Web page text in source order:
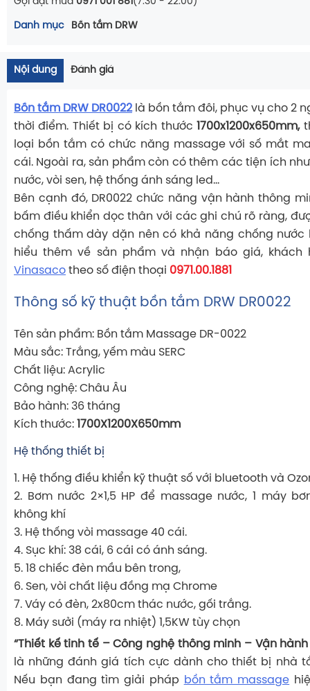
Danh mục Bồn tắm DRW
Nội dung Đánh giá
Bồn tắm DRW DR0022là bồn tắm đôi, phục vụ cho 2
thời điểm. Thiết bị có kích thước1700x1200x650mm,
loại bồn tắm có chức năng massage với số mắt
cái. Ngoài ra, sản phẩm còn có thêm các tiện ích
nước, vòi sen, hệ thống ánh sáng led…
Bên cạnh đó, DR0022 chức năng vận hành thông
bấm điều khiển dọc thân với các ghi chú rõ ràng,
chống thấm dày dặn nên có khả năng chống nước
hiểu thêm về sản phẩm và nhận báo giá, khách
Vinasaco theo số điện thoại 0971.00.1881
Thông số kỹ thuật bồn tắm DRW DR0022
Tên sản phẩm: Bồn tắm Massage DR-0022
Màu sắc: Trắng, yếm màu SERC
Chất liệu: Acrylic
Công nghệ: Châu Âu
Bảo hành: 36 tháng
Kích thước: 1700X1200X650mm
Hệ thống thiết bị
1. Hệ thống điều khiển kỹ thuật số với bluetooth và
2. Bơm nước 2×1,5 HP để massage nước, 1 máy
không khí
3. Hệ thống vòi massage 40 cái.
4. Sục khí: 38 cái, 6 cái có ánh sáng.
5. 18 chiếc đèn mầu bên trong,
6. Sen, vòi chất liệu đồng mạ Chrome
7. Váy có đèn, 2x80cm thác nước, gối trắng.
8. Máy sưởi (máy ra nhiệt) 1,5KW tùy chọn
“Thiết kế tinh tế – Công nghệ thông minh – Vận
là những đánh giá tích cực dành cho thiết bị nhà
Nếu bạn đang tìm giải pháp bồn tắm massage